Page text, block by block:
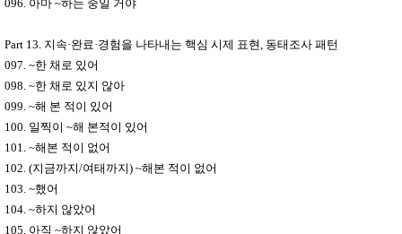
096. 아마 ~하는 중일 거야
Part 13. 지속·완료 ·경험을 나타내는 핵심 시제 표현 동태조사 패턴
097. ~한 채로 있어
098. ~한 채로 있지 않아
099. ~해 본 적이 있어
100. 일찍이 ~해 본적이 있어
101. ~해본 적이 없어
102. (지금까지/여태까지) ~해본 적이 없어
103. ~했어
104. ~하지 않았어
105. 아직 ~하지 않았어